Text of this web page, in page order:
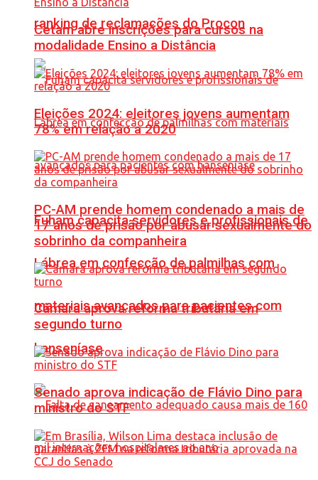
ranking de reclamações do Procon
Fuham capacita servidores e profissionais de
Lábrea em confecção de palmilhas com
materiais avançados para pacientes com
hanseníase
Cetam abre inscrições para cursos na
modalidade Ensino a Distância
Eleições 2024: eleitores jovens aumentam
78% em relação a 2020
PC-AM prende homem condenado a mais de
17 anos de prisão por abusar sexualmente do
sobrinho da companheira
Câmara aprova reforma tributária em
segundo turno
Senado aprova indicação de Flávio Dino para
ministro do STF